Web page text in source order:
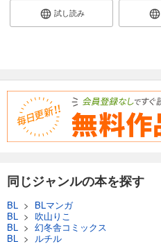
試し読み
同じジャンルの本を探す
BL > BLマンガ
BL > 吹山りこ
BL > 幻冬舎コミックス
BL > ルチル